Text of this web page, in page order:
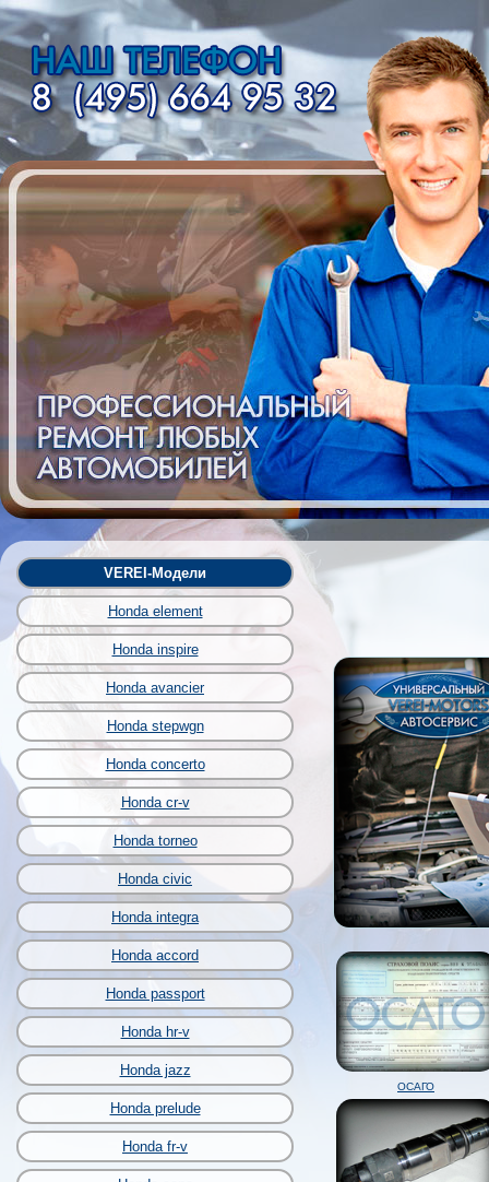
VEREI-Модели
Honda element
Honda inspire
Honda avancier
Honda stepwgn
Honda concerto
Honda cr-v
Honda torneo
Honda civic
Honda integra
Honda accord
Honda passport
Honda hr-v
Honda jazz
Honda prelude
Honda fr-v
ОСАГО